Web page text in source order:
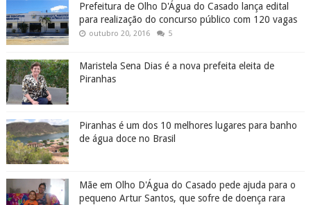
Prefeitura de Olho D'Água do Casado lança edital
para realização do concurso público com 120 vagas
outubro 20, 2016 5
Maristela Sena Dias é a nova prefeita eleita de
Piranhas
Piranhas é um dos 10 melhores lugares para banho
de água doce no Brasil
Mãe em Olho D'Água do Casado pede ajuda para o
pequeno Artur Santos, que sofre de doença rara